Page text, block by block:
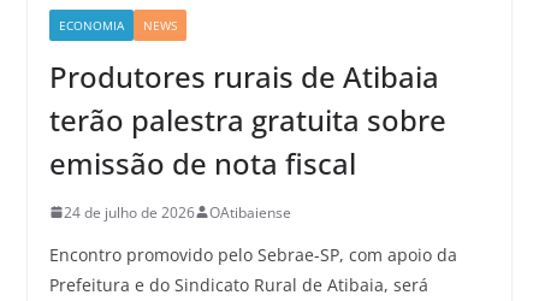
ECONOMIA NEWS
Produtores rurais de Atibaia
terão palestra gratuita sobre
emissão de nota fiscal
24 de julho de 2026 OAtibaiense
Encontro promovido pelo Sebrae-SP, com apoio da
Prefeitura e do Sindicato Rural de Atibaia, será